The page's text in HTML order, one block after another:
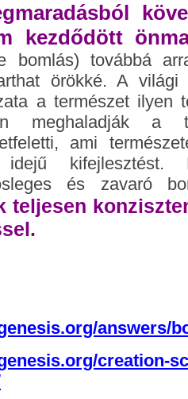
kezdődött
bomlás) továbbá
örökké. A világi
a természet ilyen
meghaladják a
ami
kifejlesztést.
és zavaró
teljesen
answers/
creation-